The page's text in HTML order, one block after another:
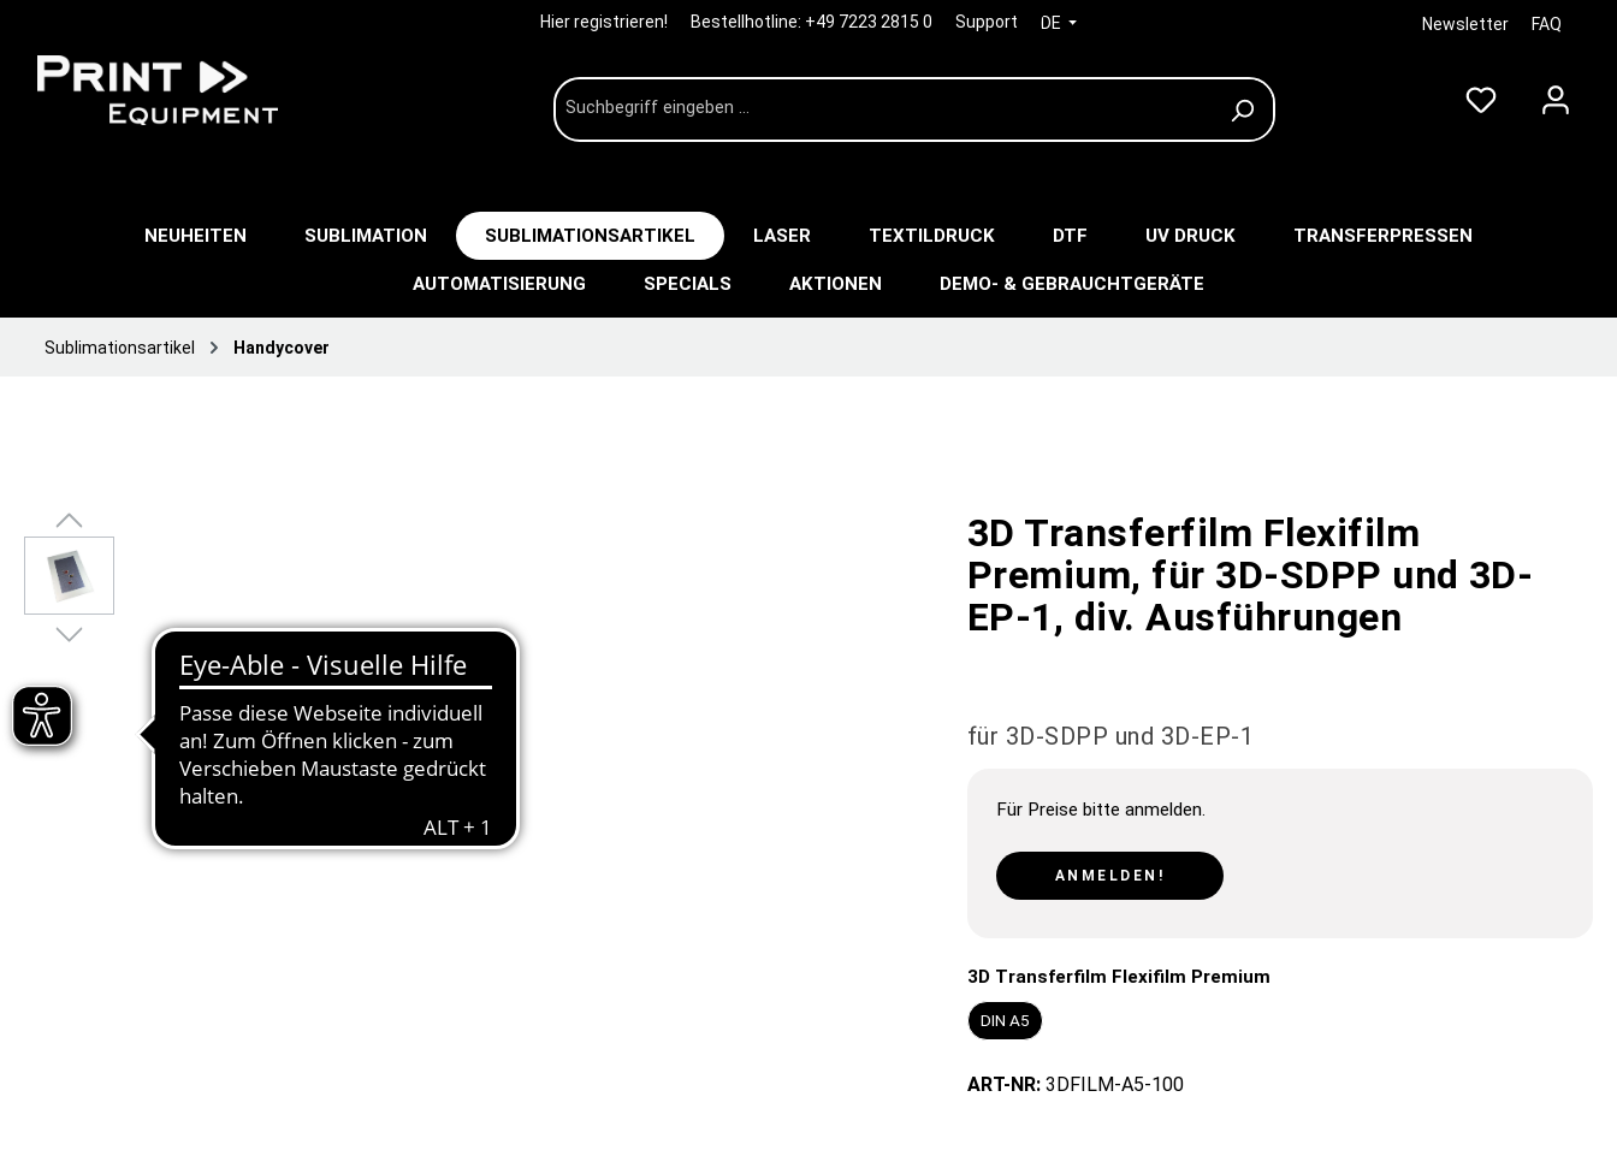
Hier registrieren! Bestellhotline: +49 7223 2815 0 Support DE Newsletter FAQ
NEUHEITEN SUBLIMATION SUBLIMATIONSARTIKEL LASER TEXTILDRUCK DTF UV DRUCK TRANSFERPRESSEN
AUTOMATISIERUNG SPECIALS AKTIONEN DEMO- & GEBRAUCHTGERÄTE
Sublimationsartikel Handycover
3D Transferfilm Flexifilm
Premium, für 3D-SDPP und 3D-
EP-1, div. Ausführungen
für 3D-SDPP und 3D-EP-1
Für Preise bitte anmelden.
ANMELDEN!
3D Transferfilm Flexifilm Premium
DIN A5
ART-NR: 3DFILM-A5-100